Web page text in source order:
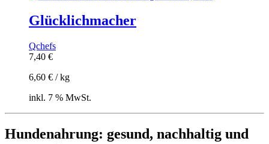
Glücklichmacher
Qchefs
7,40 €
6,60 € /kg
inkl. 7 % MwSt.
Hundenahrung: gesund, nachhaltig und